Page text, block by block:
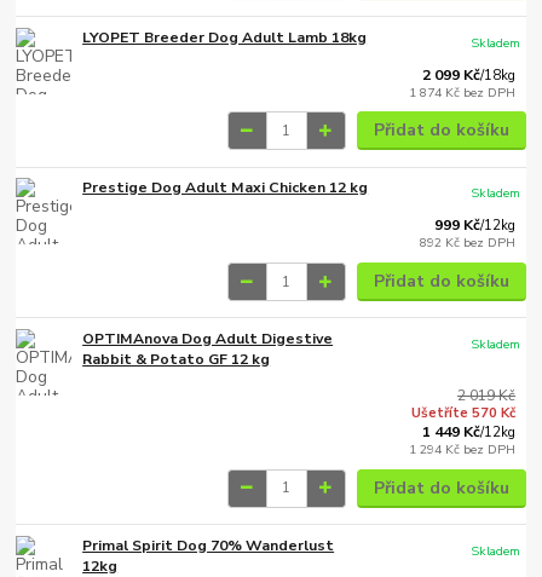
LYOPET Breeder Dog Adult Lamb 18kg
2 099 Kč/18kg
1 874 Kč bez DPH
Skladem
Přidat do košíku
Prestige Dog Adult Maxi Chicken 12 kg
999 Kč/12kg
892 Kč bez DPH
Skladem
Přidat do košíku
OPTIMAnova Dog Adult Digestive
Rabbit & Potato GF 12 kg
2 019 Kč
Ušetříte 570 Kč
1 449 Kč/12kg
1 294 Kč bez DPH
Skladem
Přidat do košíku
Primal Spirit Dog 70% Wanderlust
12kg
Skladem